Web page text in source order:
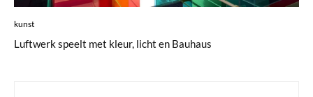
kunst
Luftwerk speelt met kleur, licht en Bauhaus